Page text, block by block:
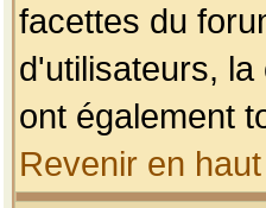
facettes du
d'utilisateurs,
ont également
Revenir en